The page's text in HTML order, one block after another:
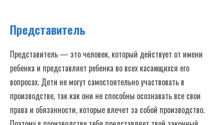
Представитель
Представитель — это человек, который действует от имени
ребенка и представляет ребенка во всех касающихся его
вопросах. Дети не могут самостоятельно участвовать в
производстве, так как они не способны осознавать все свои
права и обязанности, которые влечет за собой производство.